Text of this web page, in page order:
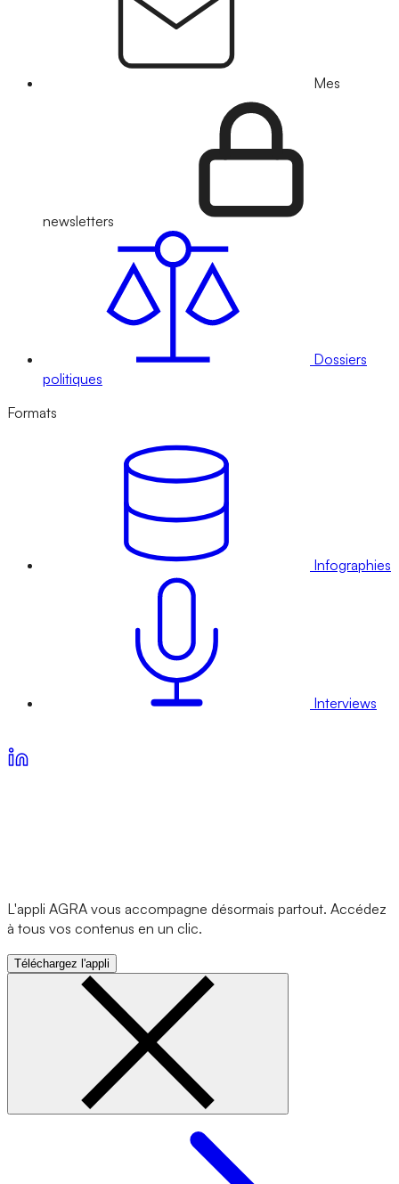
Mes
newsletters
Dossiers
politiques
Formats
Infographies
Interviews
L'appli AGRA vous accompagne désormais partout. Accédez
à tous vos contenus en un clic.
Téléchargez l'appli